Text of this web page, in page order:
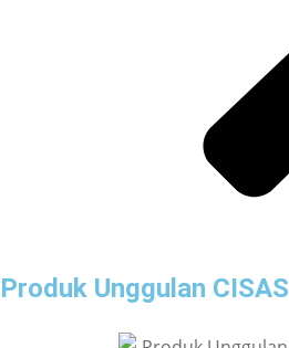
Produk Unggulan CISAS